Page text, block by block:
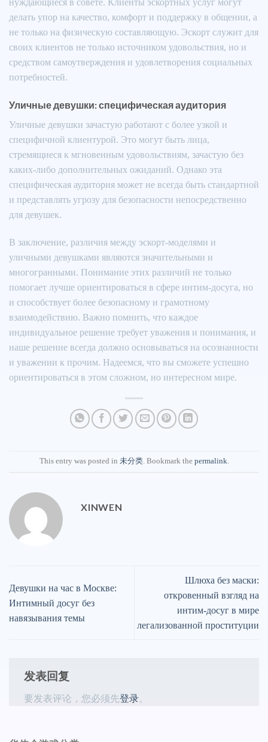
нуждающиеся в совете. Клиенты эскортных услуг могут
делать упор на качество, комфорт и поддержку в общении, а
не только на физическую составляющую. Эскорт служит для
своих клиентов не только источником удовольствия, но и
средством самоутверждения и удовлетворения социальных
потребностей.
Уличные девушки: специфическая аудитория
Уличные девушки зачастую работают с более узкой и
специфичной клиентурой. Это могут быть лица,
стремящиеся к мгновенным удовольствиям, зачастую без
каких-либо дополнительных ожиданий. Однако эта
специфическая аудитория может не всегда быть стандартной
и представлять угрозу для безопасности непосредственно
для девушек.
В заключение, различия между эскорт-моделями и
уличными девушками являются значительными и
многогранными. Понимание этих различий не только
помогает лучше ориентироваться в сфере интим-досуга, но
и способствует более безопасному и грамотному
взаимодействию. Важно помнить, что каждое
индивидуальное решение требует уважения и понимания, и
наше решение всегда должно основываться на осознанности
и уважении к прочим. Надеемся, что вы сможете успешно
ориентироваться в этом сложном, но интересном мире.
This entry was posted in 未分类. Bookmark the permalink.
XINWEN
Девушки на час в Москве:
Интимный досуг без
навязывания темы
Шлюха без маски:
откровенный взгляд на
интим-досуг в мире
легализованной проституции
发表回复
要发表评论，您必须先登录。